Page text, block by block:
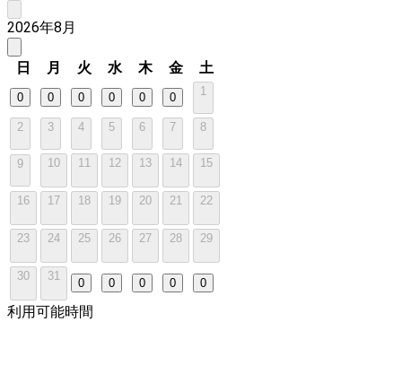
2026年8月
日 月 火 水 木 金 土
0 0 0 0 0 0 1
2 3 4 5 6 7 8
9 10 11 12 13 14 15
16 17 18 19 20 21 22
23 24 25 26 27 28 29
30 31
0 0 0 0 0
利用可能時間